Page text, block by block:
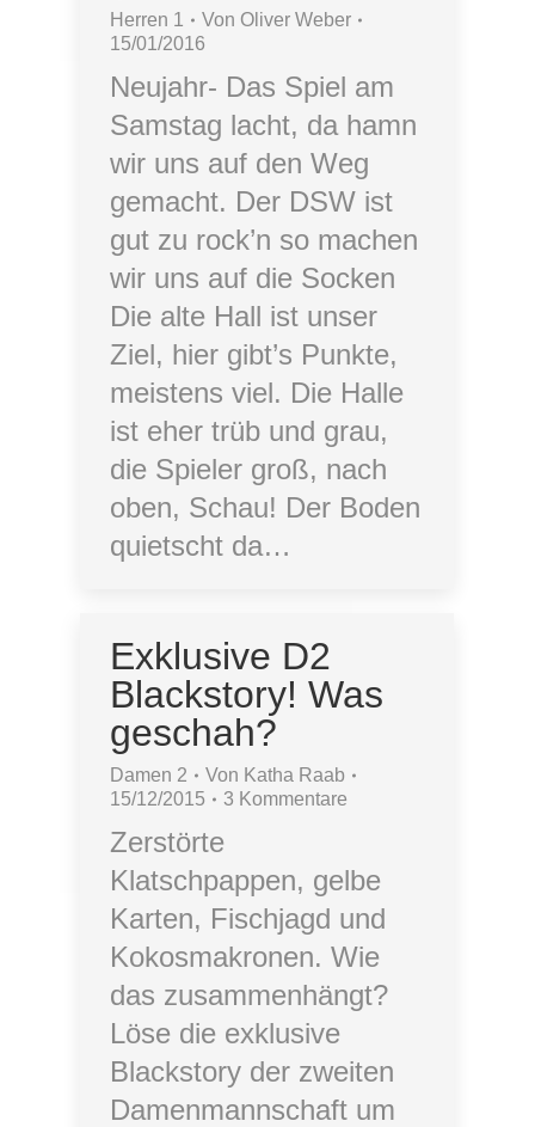
Herren 1 Von Oliver Weber
15/01/2016
Neujahr- Das Spiel am
Samstag lacht, da hamn
wir uns auf den Weg
gemacht. Der DSW ist
gut zu rock’n so machen
wir uns auf die Socken
Die alte Hall ist unser
Ziel, hier gibt’s Punkte,
meistens viel. Die Halle
ist eher trüb und grau,
die Spieler groß, nach
oben, Schau! Der Boden
quietscht da…
Exklusive D2
Blackstory! Was
geschah?
Damen 2 Von Katha Raab
15/12/2015
3 Kommentare
Zerstörte
Klatschpappen, gelbe
Karten, Fischjagd und
Kokosmakronen. Wie
das zusammenhängt?
Löse die exklusive
Blackstory der zweiten
Damenmannschaft um